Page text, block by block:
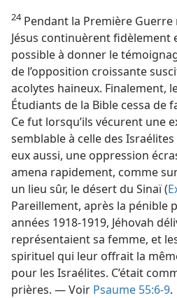
24Pendant la Première
Jésus continuèrent fidèlement
possible à donner le
de l’opposition croissante
acolytes haineux. Finalement,
Étudiants de la Bible cessa de
Ce fut lorsqu’ils vécurent une
semblable à celle des
eux aussi, une oppression
amena rapidement, comme
un lieu sûr, le désert du Sinaï (
Pareillement, après la pénible
années 1918-​1919, Jéhovah
représentaient sa femme, et
spirituel qui leur offrait la
pour les Israélites. C’était
prières. — Voir Psaume 55:6-9.